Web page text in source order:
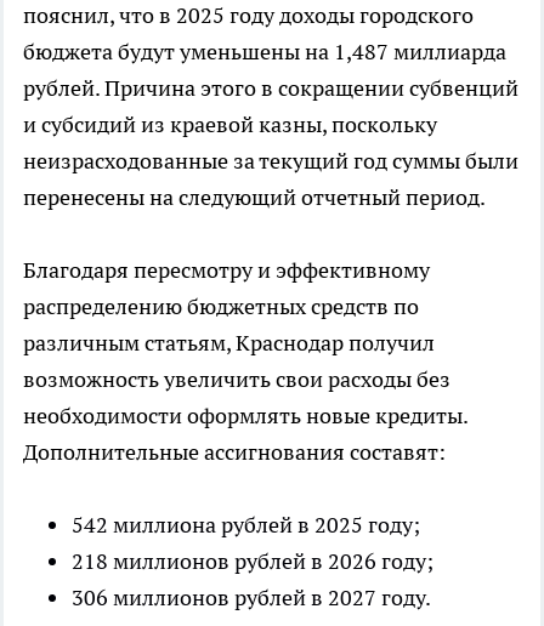
пояснил, что в 2025 году доходы городского
бюджета будут уменьшены на 1,487 миллиарда
рублей. Причина этого в сокращении субвенций
и субсидий из краевой казны, поскольку
неизрасходованные за текущий год суммы были
перенесены на следующий отчетный период.
Благодаря пересмотру и эффективному
распределению бюджетных средств по
различным статьям, Краснодар получил
возможность увеличить свои расходы без
необходимости оформлять новые кредиты.
Дополнительные ассигнования составят:
542 миллиона рублей в 2025 году;
218 миллионов рублей в 2026 году;
306 миллионов рублей в 2027 году.